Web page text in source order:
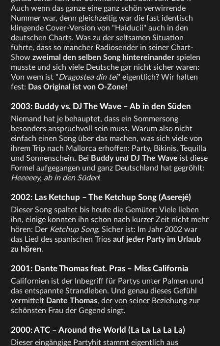
Auch wenn das ganze eine ganz schön verwirrende
Nummer war, denn gleichzeitig war die fast identisch
klingende Cover-Version von "Haiducii" auch in den
deutschen Charts. Was zu der seltsamen Situation
führte, dass so mancher Radiosender in seiner Chart-
Showzweimal den selben Song hintereinander spielen
musste und sich viele Deutsche gar nicht sicher waren:
Von wem ist "Dragostea din tei" eigentlich? Wir halten
fest: Das Original ist von O-Zone!
2003: Buddy vs. DJ The Wave – Ab in den Süden
Niemand hat je behauptet, dass ein Sommersong
besonders anspruchvoll sein muss. Warum also nicht
einfach einen Song über das machen, was sich viele von
ihrem Trip nach Mallorca erhoffen: Party, Bikinis, Tequilla
und Sonnenschein. Bei Buddy und DJ The Wave ist diese
Formel aufgegangen und ganz Deutschland hat gegröhlt:
Heeeeey, ab in den Süden!
2002: Las Ketchup – The Ketchup Song (Aserejé)
Dieser Song spaltet bis heute die Gemüter: Viele lieben
ihn, einige konnten ihn schon nach kurzer Zeit nicht mehr
hören: Der Ketchup Song. Sicher ist: Im Jahr 2002 war
das Lied des spanischen Trios auf jeder Party im Urlaub
zu hören.
2001: Dante Thomas feat. Pras – Miss California
Californien ist der Inbegriff für Partys unter Palmen und
das entspannte Strandleben. Und genau dieses Gefühl
vermittelt Dante Thomas, der von seiner Beziehung zur
schönsten Frau der Gegend singt.
2000: ATC – Around the World (La La La La La)
Dieser eingängige Partyhit stammt eigentlich aus